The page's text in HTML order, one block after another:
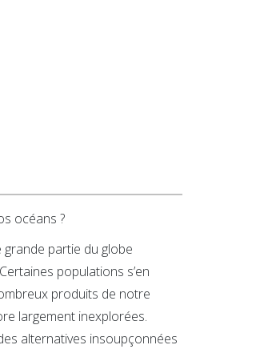
océans ?
grande partie du globe
populations s’en
produits de notre
largement inexplorées.
alternatives insoupçonnées